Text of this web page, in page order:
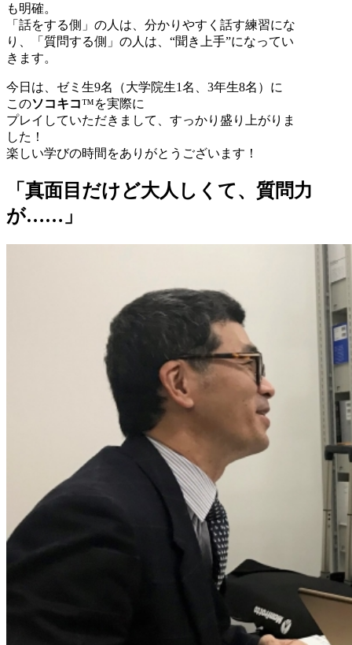
も明確。
「話をする側」の人は、分かりやすく話す練習にな
り、「質問する側」の人は、“聞き上手”になってい
きます。
今日は、ゼミ生9名（大学院生1名、3年生8名）に
このソコキコ™を実際に
プレイしていただきまして、すっかり盛り上がりま
した！
楽しい学びの時間をありがとうございます！
「真面目だけど大人しくて、質問力
が……」